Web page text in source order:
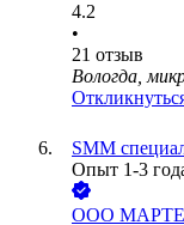
4.2
•
21 отзыв
Вологда,
SMM
Опыт 1-3
ООО